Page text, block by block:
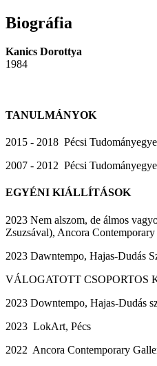
Biográfia
Kanics Dorottya
1984
TANULMÁNYOK
2015 - 2018 Pécsi
2007 - 2012 Pécsi
EGYÉNI KIÁLLÍTÁSOK
2023 Nem alszom, de álmos
Zsuzsával), Ancora
2023 Dawntempo, Hajas-Dudás
VÁLOGATOTT CSOPORTOS
2023 Downtempo, Hajas-Dudás
2023 LokArt, Pécs
2022 Ancora Contemporary